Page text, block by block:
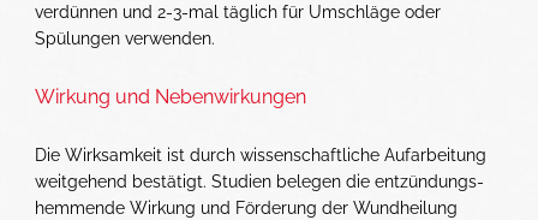
verdünnen und 2-3-mal täglich für Umschläge oder
Spülungen verwenden.
Wirkung und Nebenwirkungen
Die Wirksamkeit ist durch wissenschaftliche Aufarbeitung
weitgehend bestätigt. Studien belegen die entzündungs­
hemmende Wirkung und Förderung der Wundheilung